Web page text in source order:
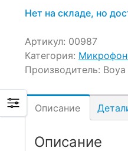
Нет на складе, но
Артикул: 00987
Категория:
Производитель: Boya
Описание
Описание